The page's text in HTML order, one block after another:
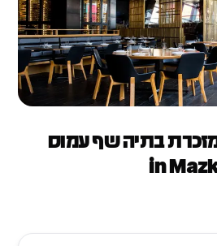
רובידה Rubida מזכרת בתיה שף עמוס